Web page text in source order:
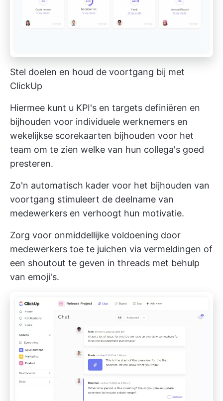
Stel doelen en houd de voortgang bij met
ClickUp
Hiermee kunt u KPI's en targets definiëren en
bijhouden voor individuele werknemers en
wekelijkse scorekaarten bijhouden voor het
team om te zien welke van hun collega's goed
presteren.
Zo'n automatisch kader voor het bijhouden van
voortgang stimuleert de deelname van
medewerkers en verhoogt hun motivatie.
Zorg voor onmiddellijke voldoening door
medewerkers toe te juichen via vermeldingen of
een shoutout te geven in threads met behulp
van emoji's.